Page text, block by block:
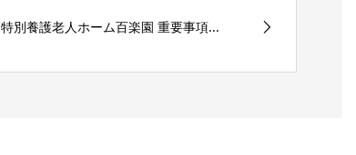
特別養護老人ホーム百楽園 重要事項...